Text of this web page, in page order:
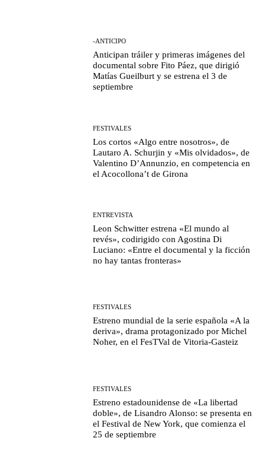
-ANTICIPO
Anticipan tráiler y primeras imágenes del
documental sobre Fito Páez, que dirigió
Matías Gueilburt y se estrena el 3 de
septiembre
FESTIVALES
Los cortos «Algo entre nosotros», de
Lautaro A. Schurjin y «Mis olvidados», de
Valentino D’Annunzio, en competencia en
el Acocollona’t de Girona
ENTREVISTA
Leon Schwitter estrena «El mundo al
revés», codirigido con Agostina Di
Luciano: «Entre el documental y la ficción
no hay tantas fronteras»
FESTIVALES
Estreno mundial de la serie española «A la
deriva», drama protagonizado por Michel
Noher, en el FesTVal de Vitoria-Gasteiz
FESTIVALES
Estreno estadounidense de «La libertad
doble», de Lisandro Alonso: se presenta en
el Festival de New York, que comienza el
25 de septiembre